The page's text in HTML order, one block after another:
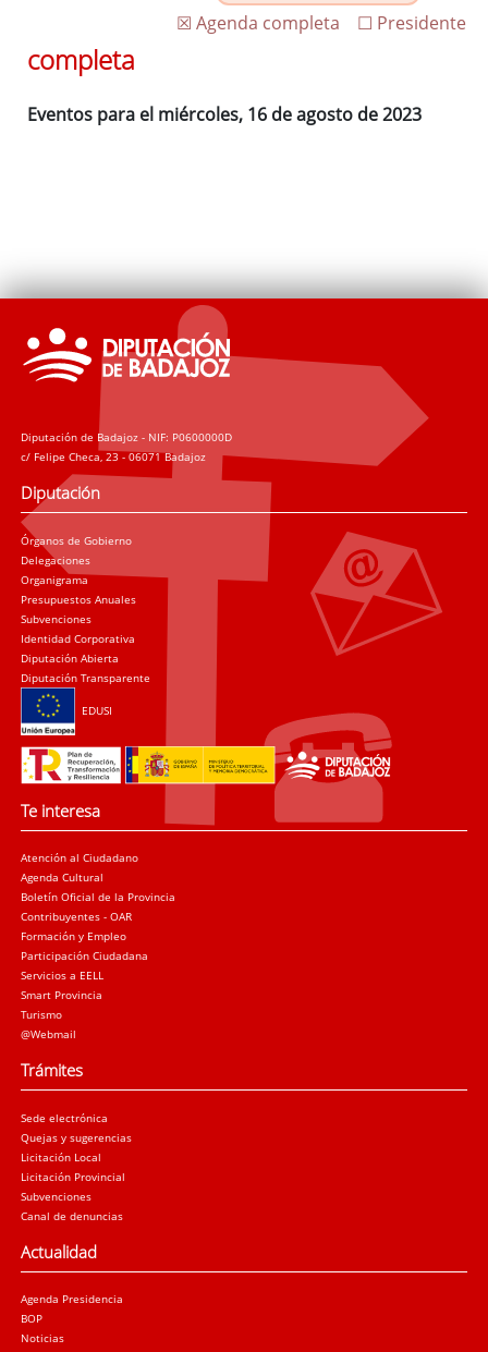
☐ Presidente
☒ Agenda completa
completa
Eventos para el miércoles, 16 de agosto de 2023
Diputación de Badajoz - NIF: P0600000D
c/ Felipe Checa, 23 - 06071 Badajoz
Diputación
Órganos de Gobierno
Delegaciones
Organigrama
Presupuestos Anuales
Subvenciones
Identidad Corporativa
Diputación Abierta
Diputación Transparente
EDUSI
Te interesa
Atención al Ciudadano
Agenda Cultural
Boletín Oficial de la Provincia
Contribuyentes - OAR
Formación y Empleo
Participación Ciudadana
Servicios a EELL
Smart Provincia
Turismo
@Webmail
Trámites
Sede electrónica
Quejas y sugerencias
Licitación Local
Licitación Provincial
Subvenciones
Canal de denuncias
Actualidad
Agenda Presidencia
BOP
Noticias